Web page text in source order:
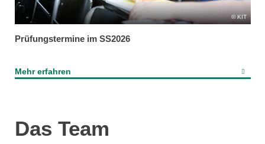
KIT
Prüfungstermine im SS2026
Mehr erfahren
Das Team